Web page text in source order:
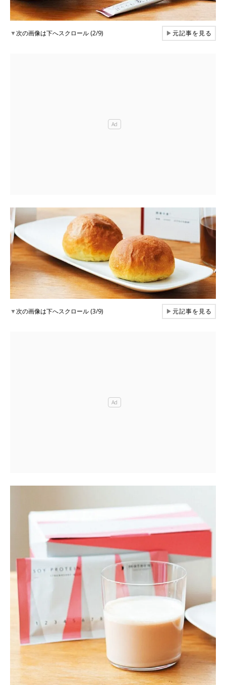
▼次の画像は下へスクロール (2/9) ▶元記事を見る
▼次の画像は下へスクロール (3/9) ▶元記事を見る